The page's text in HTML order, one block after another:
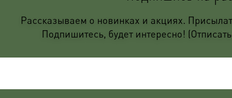
Рассказываем о новинках и акциях.
Подпишитесь, будет интересно!